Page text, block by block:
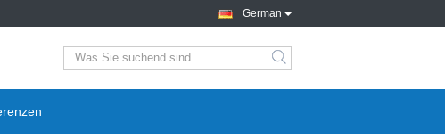
German